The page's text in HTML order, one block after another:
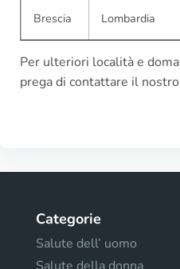
Brescia Lombardia
Per ulteriori località e
prega di contattare il
Categorie
Salute dell’ uomo